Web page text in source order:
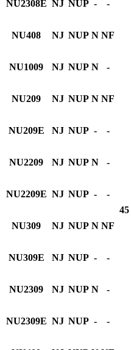
NU2308E NJ NUP - -
NU408 NJ NUP N NF
NU1009 NJ NUP N -
45
NU209 NJ NUP N NF
NU209E NJ NUP - -
NU2209 NJ NUP N -
NU2209E NJ NUP - -
NU309 NJ NUP N NF
NU309E NJ NUP - -
NU2309 NJ NUP N -
NU2309E NJ NUP - -